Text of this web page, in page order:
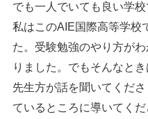
でも一人でいても良い学校
私はこのAIE国際高等学校
た。受験勉強のやり方が
りました。でもそんなと
先生方が話を聞いてくだ
ているところに導いてく